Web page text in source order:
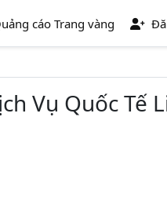
cáo Trang vàng
Vụ Quốc Tế